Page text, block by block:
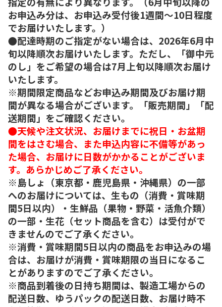
お申込み分は、お申込み受付後1週間～10日程度
でお届けいたします。）
●配達時期のご指定がない場合は、2026年6月中
旬以降順次お届けいたします。ただし、「御中元
のし」をご希望の場合は7月上旬以降順次お届け
いたします。
※期間限定商品などお申込み期間及びお届け期
間が異なる場合がございます。「販売期間」「配
送期間」をご確認ください。
●天候や注文状況、お届けまでに祝日・お盆期
間をはさむ場合、また申込内容に不備等があっ
た場合、お届けに日数がかかることがございま
す。あらかじめご了承ください。
※島しょ（東京都・鹿児島県・沖縄県）の一部
へのお届けについては、生もの（消費・賞味期
間5日以内）・生鮮品（果物・野菜・活魚介類）
の一部・生花（セット商品を含む）は受付がで
きませんのでご了承ください。
※消費・賞味期間5日以内の商品をお申込みの場
合は、お届けが消費・賞味期限の当日になるこ
とがありますのでご了承ください。
※商品到着後の日持ち期間は、製造工場からの
配送日数、ゆうパックの配送日数、お届け時不